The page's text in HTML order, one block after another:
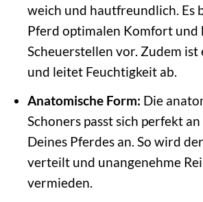
weich und hautfreundlich. Es
Pferd optimalen Komfort und
Scheuerstellen vor. Zudem ist
und leitet Feuchtigkeit ab.
Anatomische Form: Die
Schoners passt sich perfekt
Deines Pferdes an. So wird
verteilt und unangenehme
vermieden.